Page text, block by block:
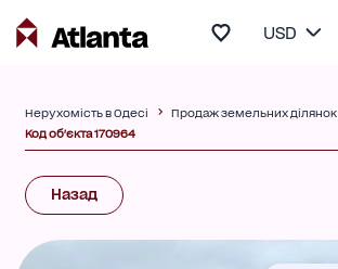
USD
Нерухомість в Одесі
Продаж земельних ділянок
Код об'єкта 170964
Назад